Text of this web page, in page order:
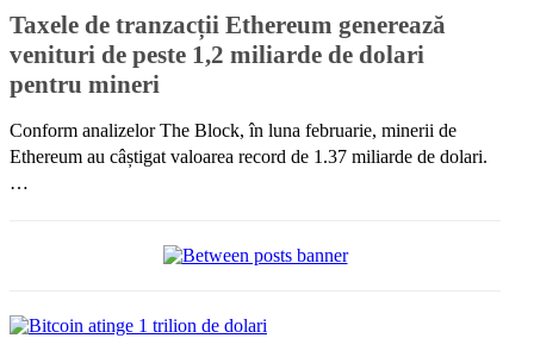
Taxele de tranzacții Ethereum generează
venituri de peste 1,2 miliarde de dolari
pentru mineri
Conform analizelor The Block, în luna februarie, minerii de
Ethereum au câștigat valoarea record de 1.37 miliarde de dolari.
…